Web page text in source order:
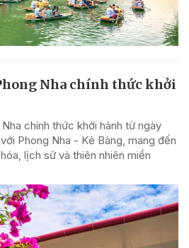
Nha chính thức khởi
chính thức khởi hành từ ngày
Phong Nha - Kẻ Bàng, mang đến
lịch sử và thiên nhiên miền